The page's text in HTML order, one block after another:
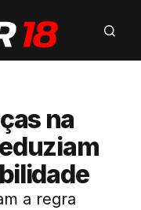
na
a regra